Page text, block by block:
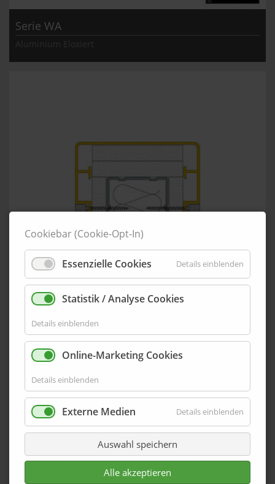
Serie WA
Serie WA
Aluminium Pulverbeschichtet
Cookiebar (Cookie-Opt-In)
Essenzielle Cookies Details einblenden
Statistik / Analyse Cookies
Details einblenden
Online-Marketing Cookies
Details einblenden
Externe Medien Details einblenden
Auswahl speichern
Alle akzeptieren